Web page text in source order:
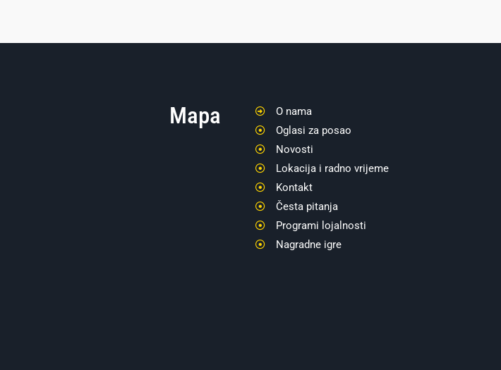
Mapa
O nama
Oglasi za posao
Novosti
Lokacija i radno vrijeme
Kontakt
Česta pitanja
Programi lojalnosti
Nagradne igre